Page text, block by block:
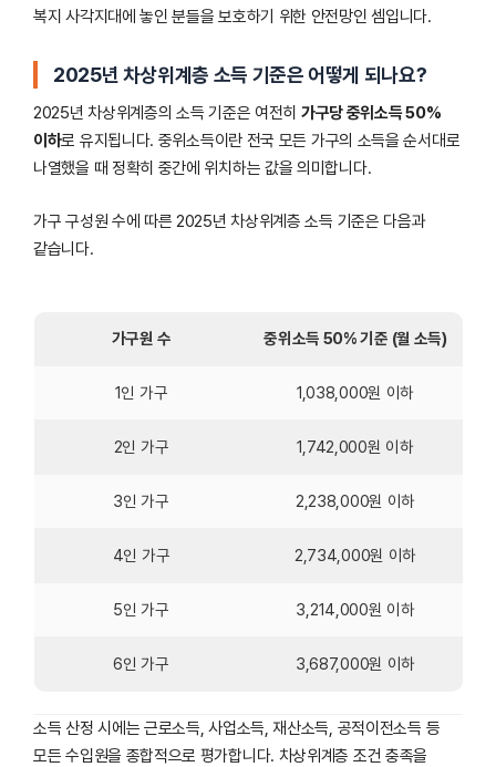
복지 사각지대에 놓인 분들을 보호하기 위한 안전망인 셈입니다.
2025년 차상위계층 소득 기준은 어떻게 되나요?
2025년 차상위계층의 소득 기준은 여전히 가구당 중위소득 50%
이하로 유지됩니다. 중위소득이란 전국 모든 가구의 소득을 순서대로
나열했을 때 정확히 중간에 위치하는 값을 의미합니다.
가구 구성원 수에 따른 2025년 차상위계층 소득 기준은 다음과
같습니다.
가구원 수 중위소득 50% 기준 (월 소득)
1인 가구 1,038,000원 이하
2인 가구 1,742,000원 이하
3인 가구 2,238,000원 이하
4인 가구 2,734,000원 이하
5인 가구 3,214,000원 이하
6인 가구 3,687,000원 이하
소득 산정 시에는 근로소득, 사업소득, 재산소득, 공적이전소득 등
모든 수입원을 종합적으로 평가합니다. 차상위계층 조건 충족을